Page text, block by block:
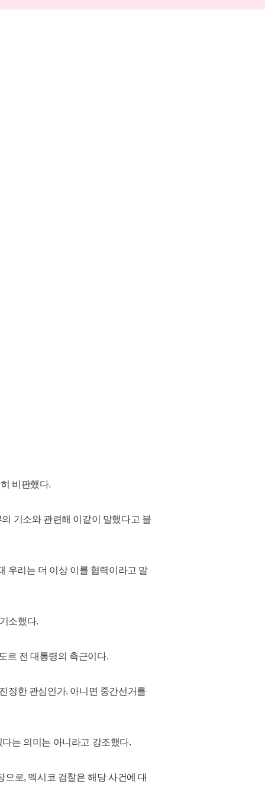
비판했다.
기소와 관련해 이같이 말했다고 블
우리는 더 이상 이를 협력이라고 말
소했다.
르 전 대통령의 측근이다.
정한 관심인가. 아니면 중간선거를
는 의미는 아니라고 강조했다.
로, 멕시코 검찰은 해당 사건에 대